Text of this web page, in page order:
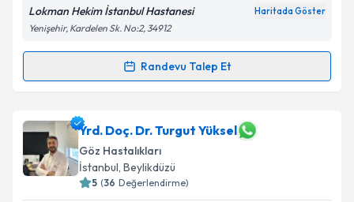
Lokman Hekim İstanbul Hastanesi Haritada Göster
Yenişehir, Kardelen Sk. No:2, 34912
Randevu Talep Et
Randevu Takvimi Talebi
Op. Dr. Ömer Faruk Öğeiçin randevu takvimi talebi
oluşturun. Size bu uzmandan randevu almanız için bir
takvim hazırlandığında e-posta ile bilgilendireceğiz.
E-posta Adresiniz
Yrd. Doç. Dr. Turgut Yüksel
Göz Hastalıkları
İstanbul, Beylikdüzü
5 (36 Değerlendirme)